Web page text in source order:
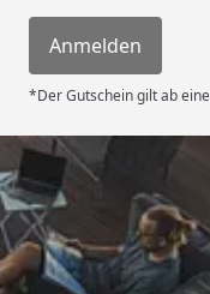
Anmelden
*Der Gutschein gilt ab